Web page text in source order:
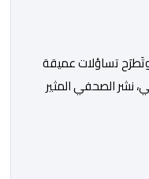
تساؤلات عميقة
نشر الصحفي المثير